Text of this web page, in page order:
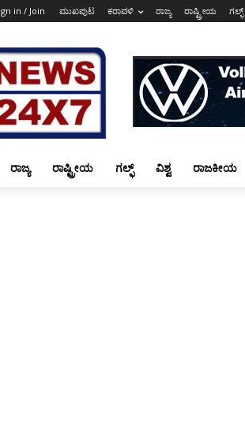
in / Join ಮುಖಪುಟ ಕರಾವಳಿ ರಾಜ್ಯ ರಾಷ್ಟ್ರೀಯ ಗಲ್ಫ್
ರಾಜ್ಯ ರಾಷ್ಟ್ರೀಯ ಗಲ್ಫ್ ವಿಶ್ವ ರಾಜಕೀಯ